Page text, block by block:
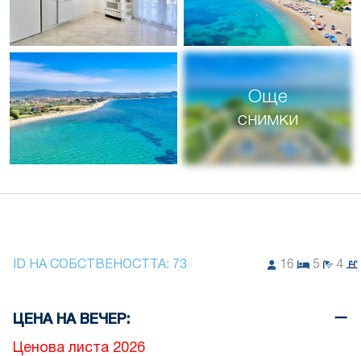
Още
снимки
ID НА СОБСТВЕНОСТТА: 73 16 5 4
ЦЕНА НА ВЕЧЕР:
Ценова листа 2026